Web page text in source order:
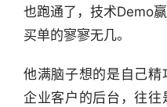
也跑通了，技术Demo
买单的寥寥无几。
他满脑子想的是自己
企业客户的后台，往